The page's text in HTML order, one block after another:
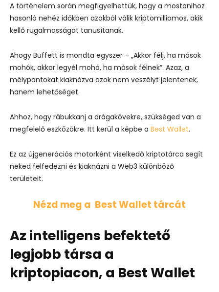
A történelem során megfigyelhettük, hogy a mostanihoz
hasonló nehéz időkben azokból válik kriptomilliomos, akik
kellő rugalmasságot tanusítanak.
Ahogy Buffett is mondta egyszer – „Akkor félj, ha mások
mohók, akkor legyél mohó, ha mások félnek”. Azaz, a
mélypontokat kiaknázva azok nem veszélyt jelentenek,
hanem lehetőséget.
Ahhoz, hogy rábukkanj a drágakövekre, szükséged van a
megfelelő eszközökre. Itt kerül a képbe a Best Wallet.
Ez az újgenerációs motorként viselkedő kriptotárca segít
neked felfedezni és kiaknázni a Web3 különböző
területeit.
Nézd meg a Best Wallet tárcát
Az intelligens befektető
legjobb társa a
kriptopiacon, a Best Wallet